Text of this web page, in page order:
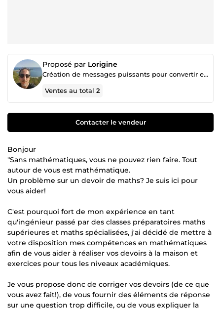
Proposé par Lorigine
Création de messages puissants pour convertir et attirer l’attention
Ventes au total2
Contacter le vendeur
Bonjour
"Sans mathématiques, vous ne pouvez rien faire. Tout
autour de vous est mathématique.
Un problème sur un devoir de maths? Je suis ici pour
vous aider!
C'est pourquoi fort de mon expérience en tant
qu'ingénieur passé par des classes préparatoires maths
supérieures et maths spécialisées, j'ai décidé de mettre à
votre disposition mes compétences en mathématiques
afin de vous aider à réaliser vos devoirs à la maison et
exercices pour tous les niveaux académiques.
Je vous propose donc de corriger vos devoirs (de ce que
vous avez fait!), de vous fournir des éléments de réponse
sur une question trop difficile, ou de vous expliquer la